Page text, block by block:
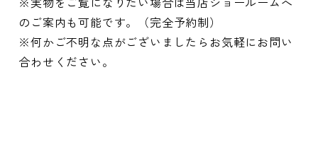
のご案内も可能です。（完全予約制）
※何かご不明な点がございましたらお気軽にお問い
合わせください。